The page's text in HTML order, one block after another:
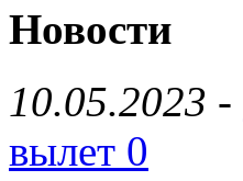
Новости
10.05.2023 -
вылет 0